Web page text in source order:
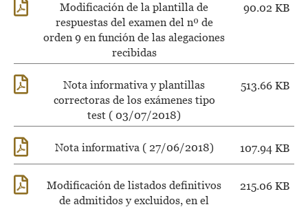
Modificación de la plantilla de
respuestas del examen del nº de
orden 9 en función de las alegaciones
recibidas
90.02 KB
Nota informativa y plantillas
correctoras de los exámenes tipo
test ( 03/07/2018)
513.66 KB
Nota informativa ( 27/06/2018) 107.94 KB
Modificación de listados definitivos
de admitidos y excluidos, en el
215.06 KB